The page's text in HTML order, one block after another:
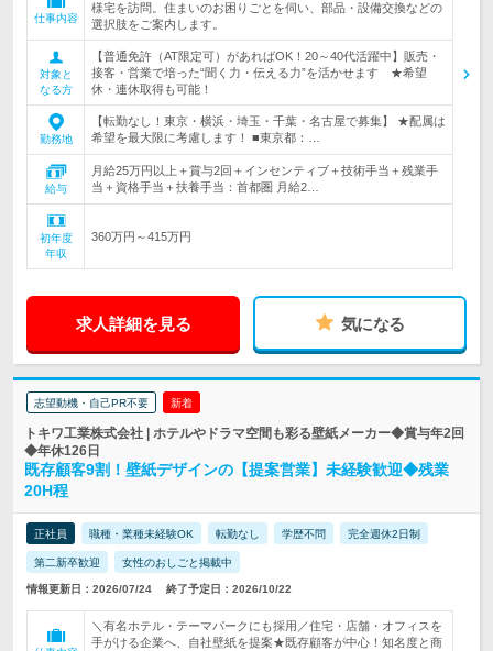
仕事内容
様宅を訪問。住まいのお困りごとを伺い、部品・設備交換などの
選択肢をご案内します。
対象と
なる方
【普通免許（AT限定可）があればOK！20～40代活躍中】販売・
接客・営業で培った“聞く力・伝える力”を活かせます ★希望
休・連休取得も可能！
勤務地
【転勤なし！東京・横浜・埼玉・千葉・名古屋で募集】 ★配属は
希望を最大限に考慮します！ ■東京都：…
給与
月給25万円以上＋賞与2回＋インセンティブ＋技術手当＋残業手
当＋資格手当＋扶養手当：首都圏 月給2…
初年度
年収
360万円～415万円
求人詳細を見る 気になる
志望動機・自己PR不要 新着
トキワ工業株式会社 | ホテルやドラマ空間も彩る壁紙メーカー◆賞与年2回
◆年休126日
既存顧客9割！壁紙デザインの【提案営業】未経験歓迎◆残業
20H程
正社員 職種・業種未経験OK 転勤なし 学歴不問 完全週休2日制
第二新卒歓迎 女性のおしごと掲載中
情報更新日：2026/07/24 終了予定日：2026/10/22
＼有名ホテル・テーマパークにも採用／住宅・店舗・オフィスを
手がける企業へ、自社壁紙を提案★既存顧客が中心！知名度と商